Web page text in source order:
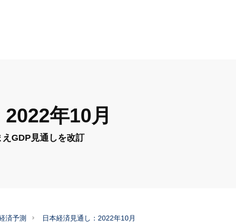
年10月
GDP見通しを改訂
済予測 日本経済見通し：2022年10月